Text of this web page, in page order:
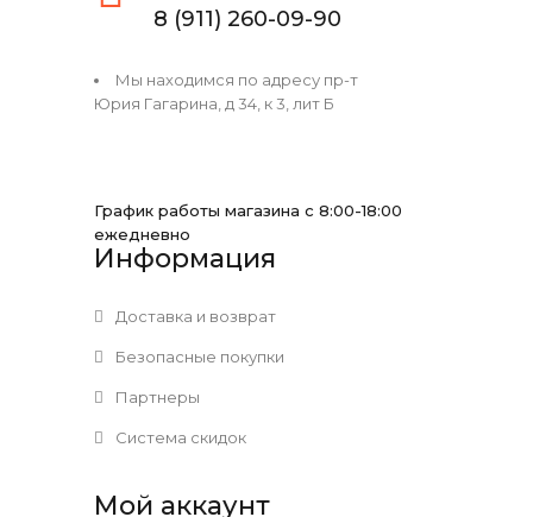
8 (911) 260-09-90
Мы находимся по адресу пр-т
Юрия Гагарина, д 34, к 3, лит Б
График работы магазина с 8:00-18:00
ежедневно
Информация
Доставка и возврат
Безопасные покупки
Партнеры
Система скидок
Мой аккаунт